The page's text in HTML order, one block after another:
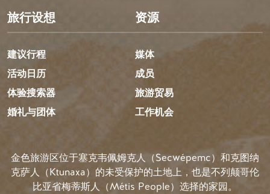
旅行设想
建议行程
活动日历
体验搜索器
婚礼与团体
资源
媒体
成员
旅游贸易
工作机会
金色旅游区位于塞克韦佩姆克人（Secwépemc）和克图纳
克萨人（Ktunaxa）的未受保护的土地上，也是不列颠哥伦
比亚省梅蒂斯人（Métis People）选择的家园。